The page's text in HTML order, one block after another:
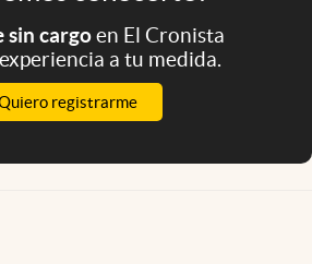
sin cargoen El Cronista
a tu medida.
registrarme